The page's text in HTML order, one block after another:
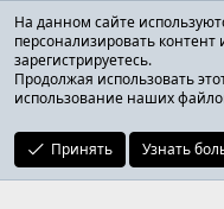
Поделиться
Facebook
X (Twitter)
Reddit
ОТЗЫВЫ ОНЛАЙН ФОРУМ
На данном сайте
персонализировать
зарегистрируетесь.
Продолжая использовать
использование наших
Принять Узнать